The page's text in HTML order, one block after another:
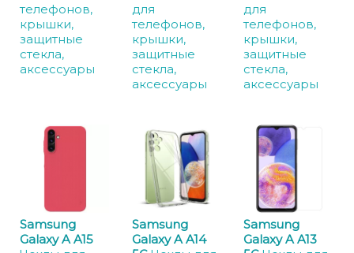
телефонов,
крышки,
защитные
стекла,
аксессуары
для
телефонов,
крышки,
защитные
стекла,
аксессуары
для
телефонов,
крышки,
защитные
стекла,
аксессуары
Samsung
Galaxy A A15
Samsung
Galaxy A A14
Samsung
Galaxy A A13